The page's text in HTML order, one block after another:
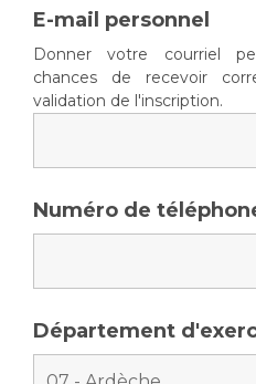
E-mail personnel
Donner votre courriel
chances de recevoir
validation de l'inscription.
Numéro de
Département